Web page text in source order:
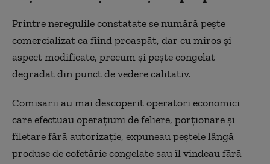
Printre neregulile constatate se numără peşte
comercializat ca fiind proaspăt, dar cu miros şi
aspect modificate, precum şi peşte congelat
degradat din punct de vedere calitativ.
Comisarii au mai descoperit operatori economici
care efectuau operaţiuni de feliere, porţionare şi
filetare fără autorizaţie, expuneau peştele lângă
produse de cofetărie congelate sau îl vindeau fără